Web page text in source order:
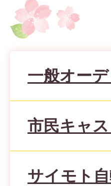
一般オー
市民キャ
サイモト